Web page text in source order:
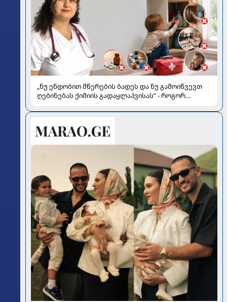
„ნუ ენდობით მწერების ბადეს და ნუ გამოიწვევთ
ღებინებას ქიმიის გადაყლაპვისას“ - როგორ
სალომე ახვლედიანის რჩევები